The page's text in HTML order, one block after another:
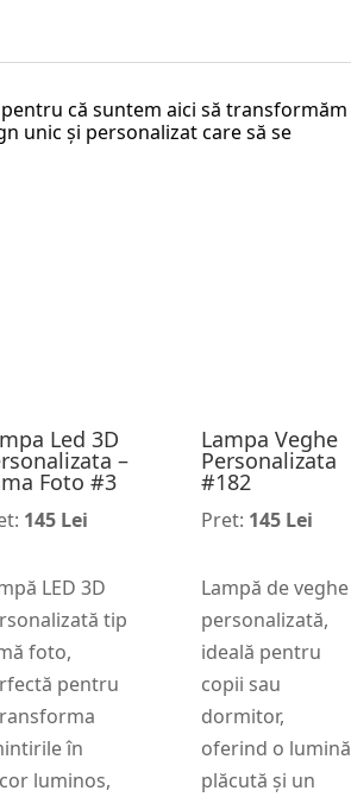
că suntem aici să transformăm
unic și personalizat care să se
Led 3D
–
Foto #3
145 Lei
LED 3D
tip
foto,
pentru
în
luminos,
Lampa Veghe
Personalizata
#182
Pret: 145 Lei
Lampă de veghe
personalizată,
ideală pentru
copii sau
dormitor,
oferind o lumină
plăcută și un